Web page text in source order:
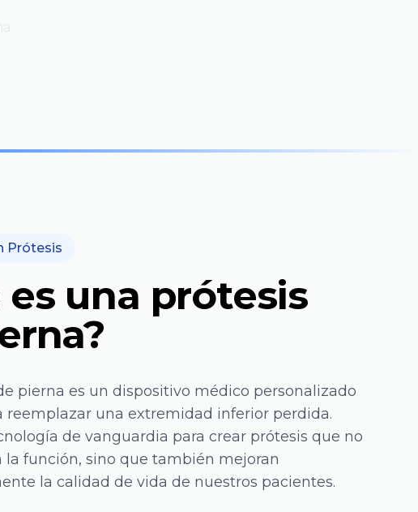
Prótesis
es una prótesis
pierna es un dispositivo médico personalizado
reemplazar una extremidad inferior perdida.
de vanguardia para crear prótesis que no
la función, sino que también mejoran
la calidad de vida de nuestros pacientes.